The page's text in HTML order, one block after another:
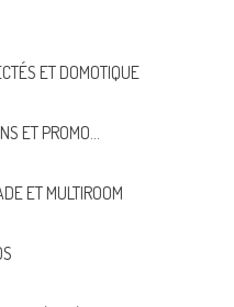
ET DOMOTIQUE
ET PROMO…
ET MULTIROOM